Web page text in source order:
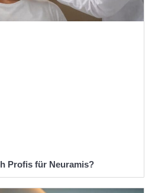
Profis für Neuramis?